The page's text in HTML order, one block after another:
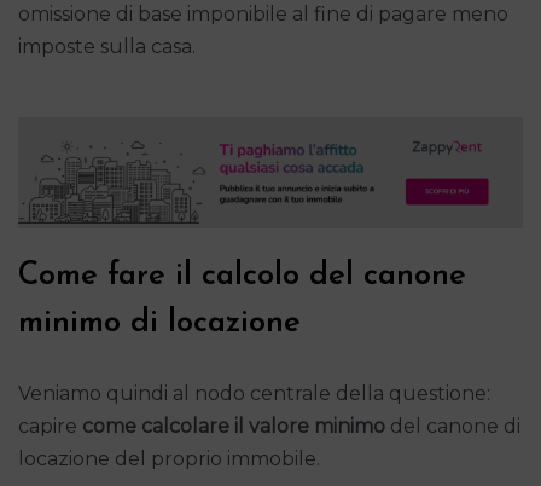
omissione di base imponibile al fine di pagare meno
imposte sulla casa.
Come fare il calcolo del canone
minimo di locazione
Veniamo quindi al nodo centrale della questione:
capire come calcolare il valore minimo del canone di
locazione del proprio immobile.